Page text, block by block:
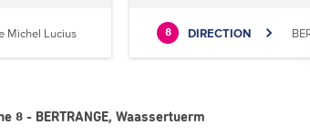
Michel Lucius 8 DIRECTION
8 - BERTRANGE, Waassertuerm